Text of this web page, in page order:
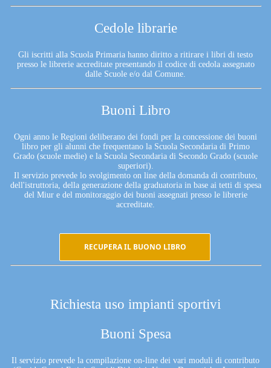
Cedole librarie
Gli iscritti alla Scuola Primaria hanno diritto a ritirare i libri di testo
presso le librerie accreditate presentando il codice di cedola assegnato
dalle Scuole e/o dal Comune.
Buoni Libro
Ogni anno le Regioni deliberano dei fondi per la concessione dei buoni
libro per gli alunni che frequentano la Scuola Secondaria di Primo
Grado (scuole medie) e la Scuola Secondaria di Secondo Grado (scuole
superiori).
Il servizio prevede lo svolgimento on line della domanda di contributo,
dell'istruttoria, della generazione della graduatoria in base ai tetti di spesa
del Miur e del monitoraggio dei buoni assegnati presso le librerie
accreditate.
RECUPERA IL BUONO LIBRO
Richiesta uso impianti sportivi
Buoni Spesa
Il servizio prevede la compilazione on-line dei vari moduli di contributo